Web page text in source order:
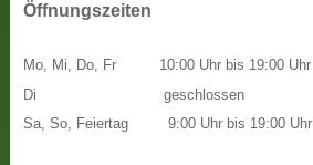
Öffnungszeiten
Mo, Mi, Do, Fr
Di
Sa, So, Feiertag
10:00 Uhr bis 19:00 Uhr
geschlossen
9:00 Uhr bis 19:00 Uhr